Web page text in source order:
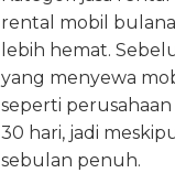
rental mobil
lebih hemat.
yang menyewa
seperti
30 hari, jadi
sebulan penuh.